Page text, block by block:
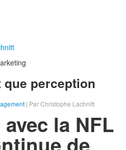
perception
| Par Christophe Lachnitt
la NFL